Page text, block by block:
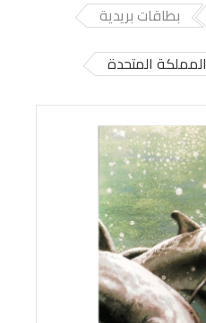
بطاقات بريدية
المتحدة